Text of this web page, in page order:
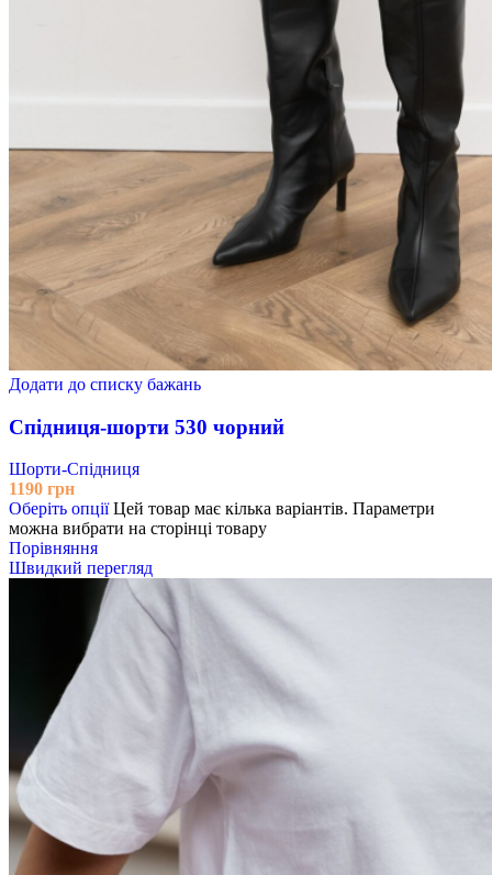
Додати до списку бажань
Спідниця-шорти 530 чорний
Шорти-Спідниця
1190 грн
Оберіть опції Цей товар має кілька варіантів. Параметри
можна вибрати на сторінці товару
Порівняння
Швидкий перегляд